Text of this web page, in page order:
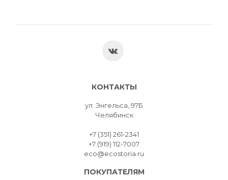
КОНТАКТЫ
ул. Энгельса, 97Б
Челябинск
+7 (351) 261-2341
+7 (919) 112-7007
eco@ecostoria.ru
ПОКУПАТЕЛЯМ